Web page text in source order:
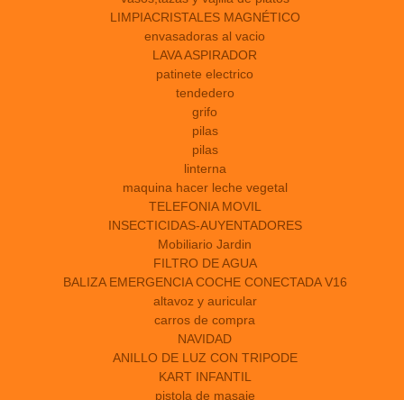
LIMPIACRISTALES MAGNÉTICO
envasadoras al vacio
LAVA ASPIRADOR
patinete electrico
tendedero
grifo
pilas
pilas
linterna
maquina hacer leche vegetal
TELEFONIA MOVIL
INSECTICIDAS-AUYENTADORES
Mobiliario Jardin
FILTRO DE AGUA
BALIZA EMERGENCIA COCHE CONECTADA V16
altavoz y auricular
carros de compra
NAVIDAD
ANILLO DE LUZ CON TRIPODE
KART INFANTIL
pistola de masaje